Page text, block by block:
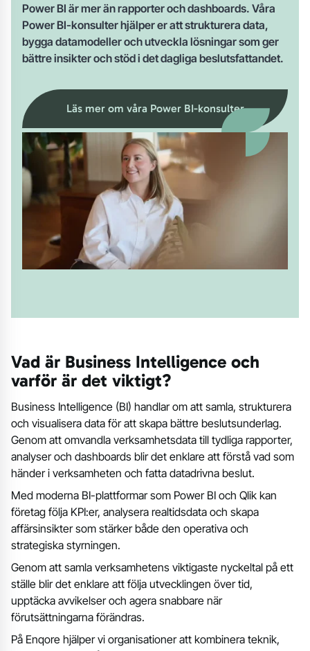
Power BI är mer än rapporter och dashboards. Våra
Power BI-konsulter hjälper er att strukturera data,
bygga datamodeller och utveckla lösningar som ger
bättre insikter och stöd i det dagliga beslutsfattandet.
Läs mer om våra Power BI-konsulter
Vad är Business Intelligence och
varför är det viktigt?
Business Intelligence (BI) handlar om att samla, strukturera
och visualisera data för att skapa bättre beslutsunderlag.
Genom att omvandla verksamhetsdata till tydliga rapporter,
analyser och dashboards blir det enklare att förstå vad som
händer i verksamheten och fatta datadrivna beslut.
Med moderna BI-plattformar som Power BI och Qlik kan
företag följa KPI:er, analysera realtidsdata och skapa
affärsinsikter som stärker både den operativa och
strategiska styrningen.
Genom att samla verksamhetens viktigaste nyckeltal på ett
ställe blir det enklare att följa utvecklingen över tid,
upptäcka avvikelser och agera snabbare när
förutsättningarna förändras.
På Enqore hjälper vi organisationer att kombinera teknik,